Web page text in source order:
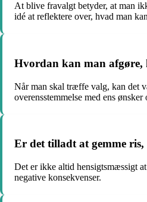
At blive fravalgt betyder, at man
idé at reflektere over, hvad man
Hvordan kan man afgøre,
Når man skal træffe valg, kan det
overensstemmelse med ens ønsker
Er det tilladt at gemme ris,
Det er ikke altid hensigtsmæssigt
negative konsekvenser.